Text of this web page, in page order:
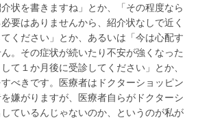
状を書きますね」とか、「その程度なら
要はありませんから、紹介状なしで近く
ください」とか、あるいは「今は心配す
。その症状が続いたり不安が強くなった
て１か月後に受診してください」とか、
べきです。医療者はドクターショッピン
嫌がりますが、医療者自らがドクターシ
ているんじゃないのか、というのが私が